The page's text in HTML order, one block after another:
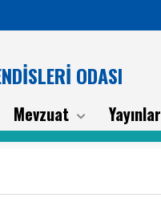
ODASI
Mevzuat Yayınlar